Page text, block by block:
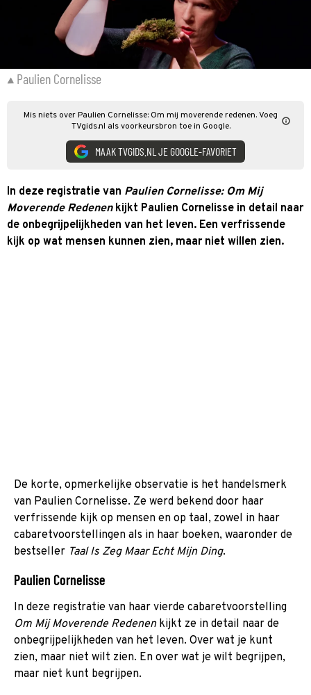
Paulien Cornelisse
Mis niets over Paulien Cornelisse: Om mij moverende redenen. Voeg
TVgids.nl als voorkeursbron toe in Google.
MAAK TVGIDS.NL JE GOOGLE-FAVORIET
In deze registratie van Paulien Cornelisse: Om Mij
Moverende Redenenkijkt Paulien Cornelisse in detail naar
de onbegrijpelijkheden van het leven. Een verfrissende
kijk op wat mensen kunnen zien, maar niet willen zien.
De korte, opmerkelijke observatie is het handelsmerk
van Paulien Cornelisse. Ze werd bekend door haar
verfrissende kijk op mensen en op taal, zowel in haar
cabaretvoorstellingen als in haar boeken, waaronder de
bestseller Taal Is Zeg Maar Echt Mijn Ding.
Paulien Cornelisse
In deze registratie van haar vierde cabaretvoorstelling
Om Mij Moverende Redenenkijkt ze in detail naar de
onbegrijpelijkheden van het leven. Over wat je kunt
zien, maar niet wilt zien. En over wat je wilt begrijpen,
maar niet kunt begrijpen.